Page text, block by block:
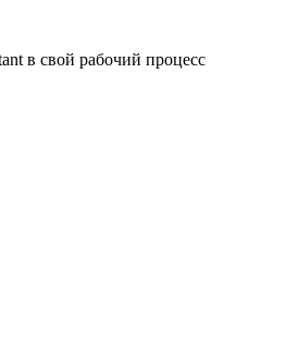
в свой рабочий процесс